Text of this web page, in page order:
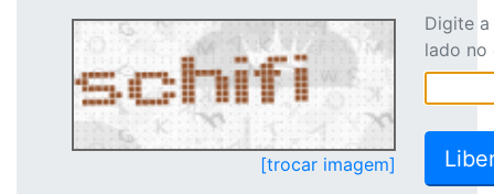
[trocar imagem]
Digite
lado no